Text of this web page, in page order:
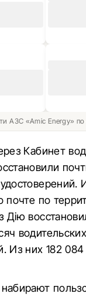
АЗС «Amic Energy»
Кабинет
почте по
Дію
водительских
Из них 182